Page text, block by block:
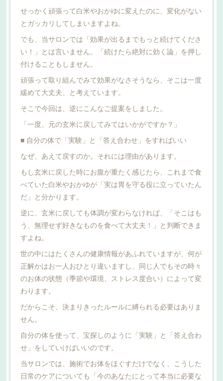
せっかく頑張って白米やおかゆに変えたのに、変化がない
とガッカリしてしまいますよね。
でも、当サロンでは「効果が出るまでもっと続けてくださ
い！」とは言いません。「続けたら絶対に効く論」を押し
付けることもしません。
頑張って取り組んでみて効果がなさそうなら、そこは一度
緩めて大丈夫、と考えています。
そこで今回は、逆にこんなご提案をしました。
「一度、元の玄米に戻してみてはいかがですか？」
■ 自分の体で「実験」と「答え合わせ」をすればいい
なぜ、あえて戻すのか。それには理由があります。
もし玄米に戻した時にお腹が重たく感じたら、これまで食
べていた白米やおかゆが「実は胃を守る役に立っていたん
だ」と分かります。
逆に、玄米に戻しても体調が変わらなければ、「そこはも
う、無理せず好きなものを食べて大丈夫！」と判断できま
すよね。
世の中にはたくさんの健康情報があふれていますが、何が
正解かはお一人おひとり違いますし、同じ人でもその時々
のお体の状態（季節や環境、ストレス度合い）によって変
わります。
だからこそ、決まりきったルールに縛られる必要はありま
せん。
自分の体を使って、宝探しのように「実験」と「答え合わ
せ」をしていけばいいのです。
当サロンでは、施術でお体をほぐすだけでなく、こうした
日常のケアについても「今のあなたにとって本当に必要な